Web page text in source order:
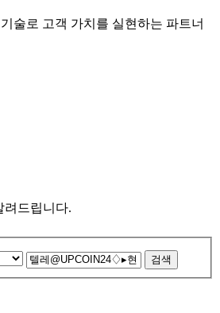
술로 고객 가치를 실현하는 파트너
려드립니다.